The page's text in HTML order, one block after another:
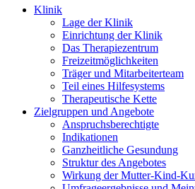
Klinik
Lage der Klinik
Einrichtung der Klinik
Das Therapiezentrum
Freizeitmöglichkeiten
Träger und Mitarbeiterteam
Teil eines Hilfesystems
Therapeutische Kette
Zielgruppen und Angebote
Anspruchsberechtigte
Indikationen
Ganzheitliche Gesundung
Struktur des Angebotes
Wirkung der Mutter-Kind-